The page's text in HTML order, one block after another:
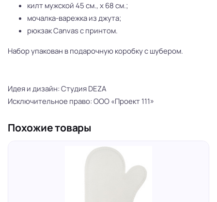
килт мужской 45 см., х 68 см.;
мочалка-варежка из джута;
рюкзак Canvas с принтом.
Набор упакован в подарочную коробку с шубером.
Идея и дизайн: Студия DEZA
Исключительное право: ООО «Проект 111»
Похожие товары